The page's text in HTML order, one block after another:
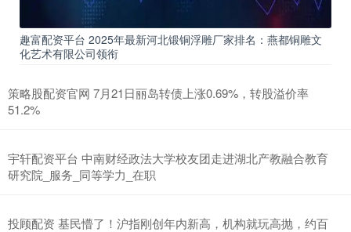
趣富配资平台 2025年最新河北锻铜浮雕厂家排名：燕都铜雕文
化艺术有限公司领衔
策略股配资官网 7月21日丽岛转债上涨0.69%，转股溢价率
51.2%
宇轩配资平台 中南财经政法大学校友团走进湖北产教融合教育
研究院_服务_同等学力_在职
投顾配资 基民懵了！沪指刚创年内新高，机构就玩高抛，约百